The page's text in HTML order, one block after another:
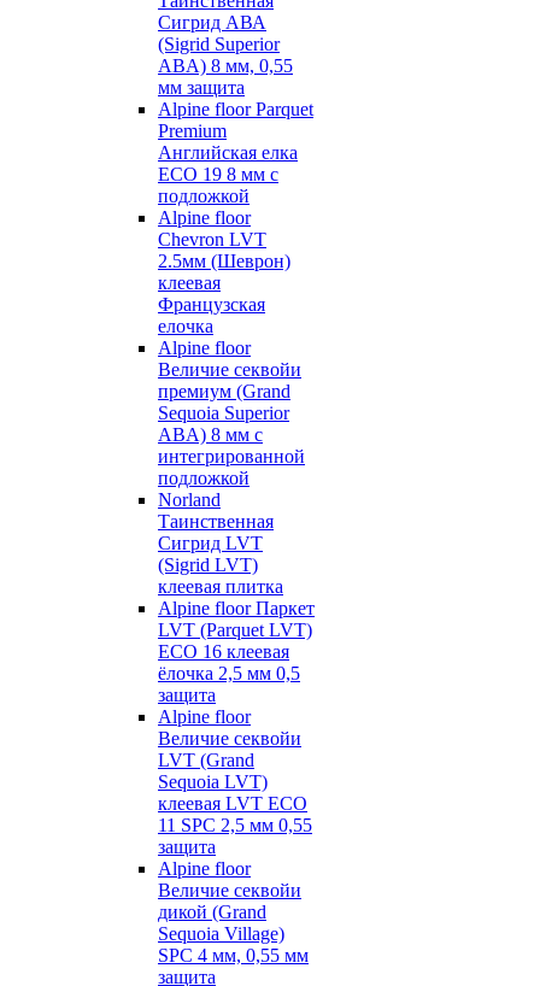
Сигрид АВА
(Sigrid Superior
ABA) 8 мм, 0,55
мм защита
Alpine floor Parquet
Premium
Английская елка
ECO 19 8 мм с
подложкой
Alpine floor
Chevron LVT
2.5мм (Шеврон)
клеевая
Французская
елочка
Alpine floor
Величие секвойи
премиум (Grand
Sequoia Superior
ABA) 8 мм с
интегрированной
подложкой
Norland
Таинственная
Сигрид LVT
(Sigrid LVT)
клеевая плитка
Alpine floor Паркет
LVT (Parquet LVT)
ECO 16 клеевая
ёлочка 2,5 мм 0,5
защита
Alpine floor
Величие секвойи
LVT (Grand
Sequoia LVT)
клеевая LVT ECO
11 SPC 2,5 мм 0,55
защита
Alpine floor
Величие секвойи
дикой (Grand
Sequoia Village)
SPC 4 мм, 0,55 мм
защита